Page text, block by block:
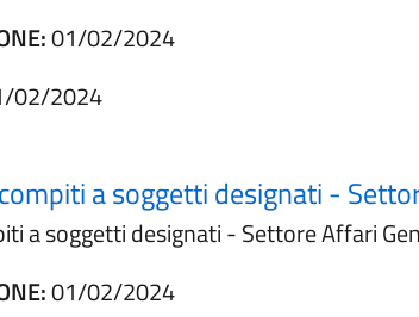
01/02/2024
02/2024
a soggetti designati -
a soggetti designati - Settore Affari
01/02/2024